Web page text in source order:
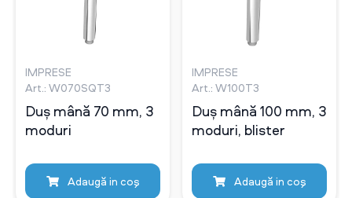
IMPRESE
Art.: W070SQT3
Duș mână 70 mm, 3
moduri
Adaugă in coş
IMPRESE
Art.: W100Т3
Duș mână 100 mm, 3
moduri, blister
Adaugă in coş